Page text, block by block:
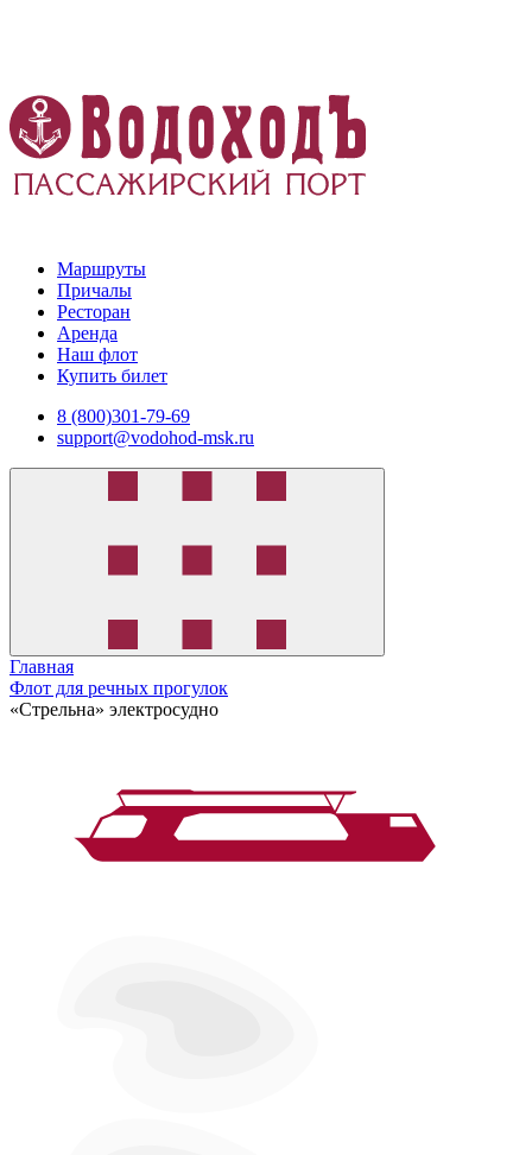
Маршруты
Причалы
Ресторан
Аренда
Наш флот
Купить билет
8 (800)301-79-69
support@vodohod-msk.ru
Главная
Флот для речных прогулок
«Стрельна» электросудно